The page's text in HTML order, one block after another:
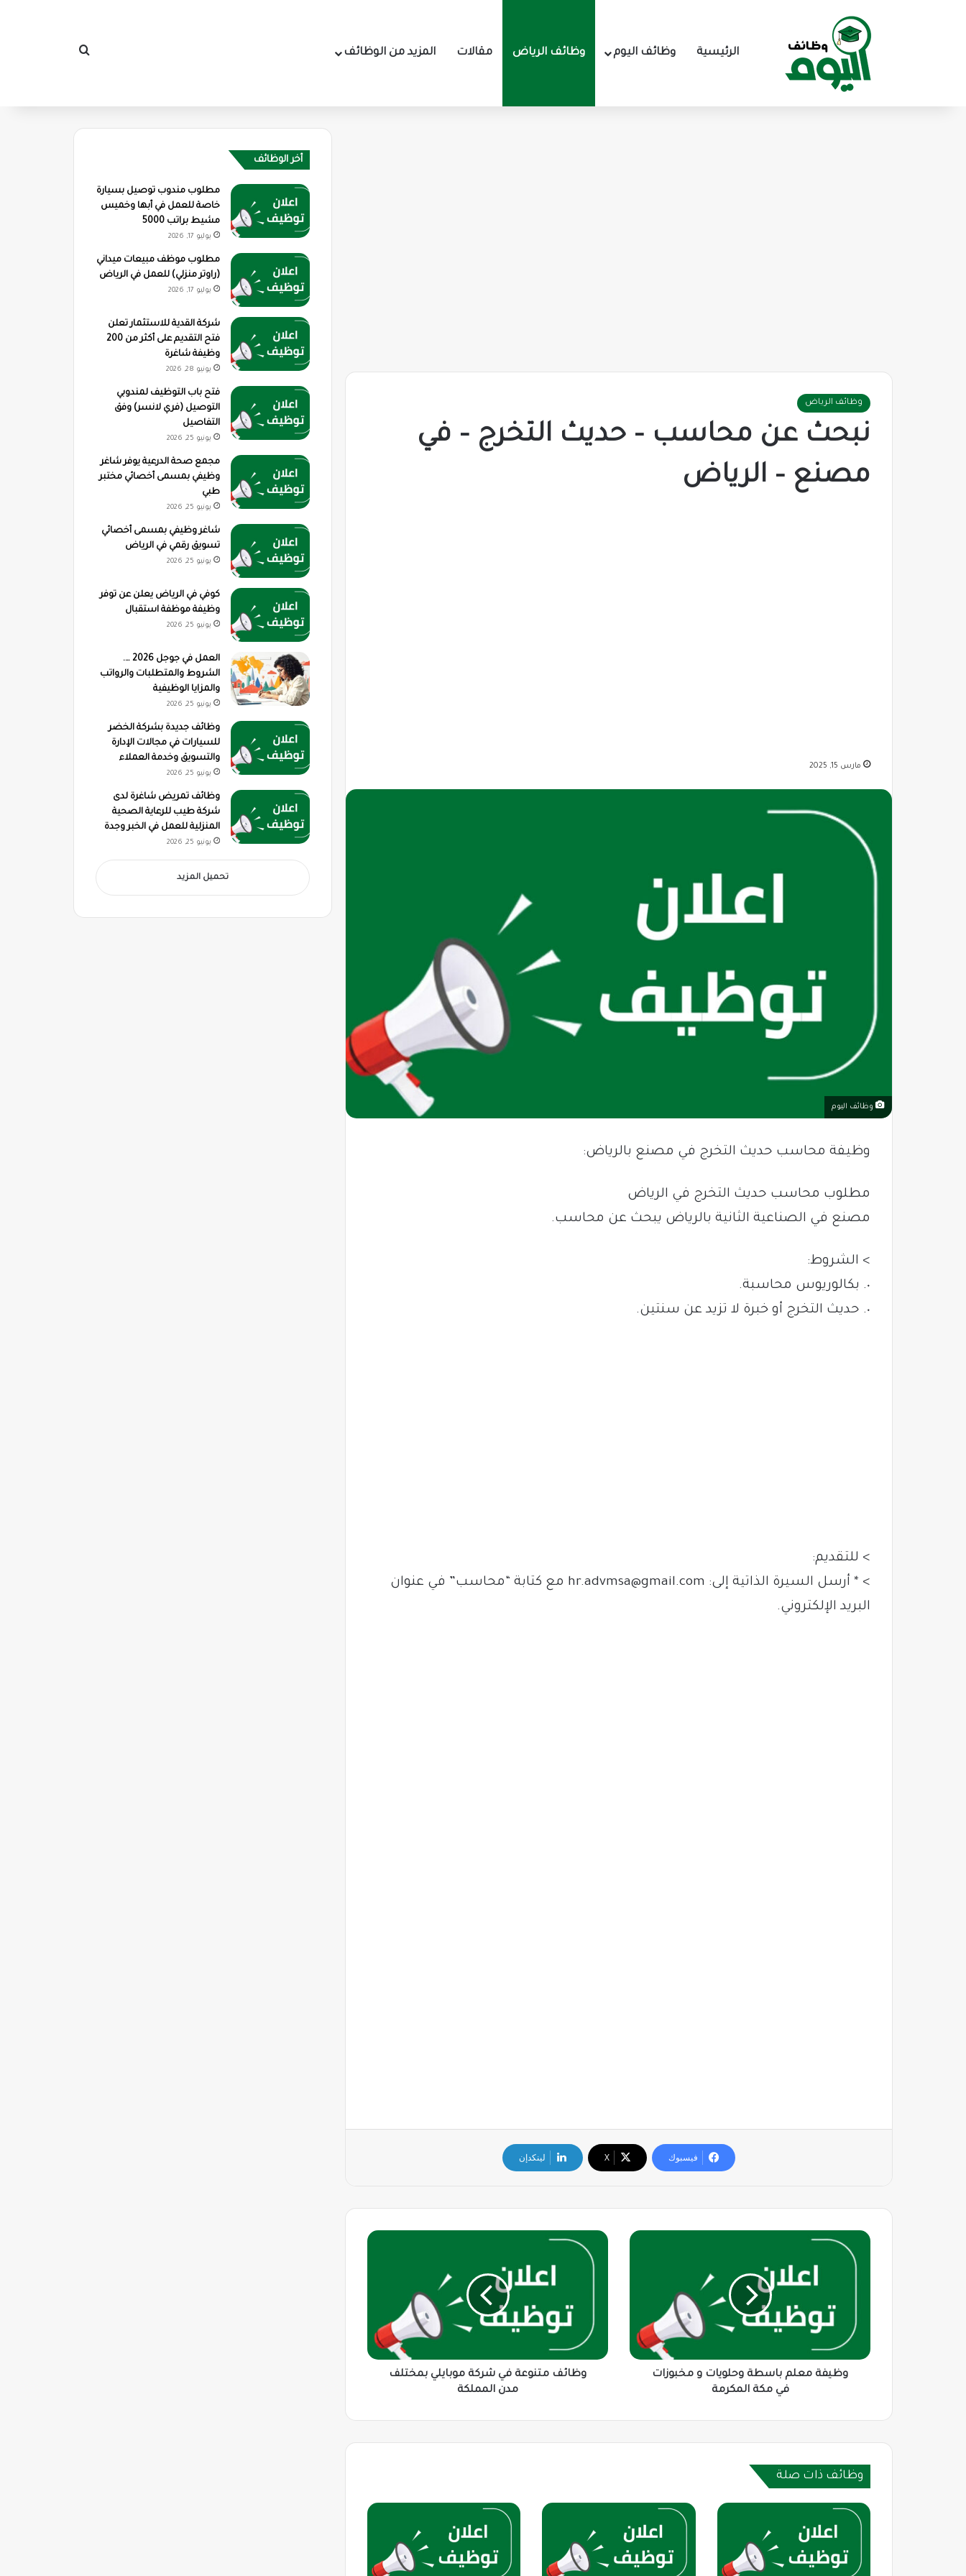
الرئيسية وظائف اليوم وظائف الرياض مقالات المزيد من الوظائف بحث عن
وظائف الرياض
نبحث عن محاسب – حديث التخرج – في
مصنع – الرياض
مارس 15, 2025
وظائف اليوم
وظيفة محاسب حديث التخرج في مصنع بالرياض:
مطلوب محاسب حديث التخرج في الرياض
مصنع في الصناعية الثانية بالرياض يبحث عن محاسب.
> الشروط:
٠. بكالوريوس محاسبة.
٠. حديث التخرج أو خبرة لا تزيد عن سنتين.
> للتقديم:
> * أرسل السيرة الذاتية إلى: hr.advmsa@gmail.com مع كتابة “محاسب” في عنوان
البريد الإلكتروني.
فيسبوك ‫X لينكدإن
وظيفة
معلم
باسطة
المكرمة
وظيفة معلم باسطة وحلويات و مخبوزات
في مكة المكرمة
وظائف
متنوعة
مدن
المملكة
وظائف متنوعة في شركة موبايلي بمختلف
مدن المملكة
وظائف ذات صلة
أخر الوظائف
مطلوب مندوب توصيل بسيارة
خاصة للعمل في أبها وخميس
مشيط براتب 5000
يوليو 17, 2026
مطلوب موظف مبيعات ميداني
(راوتر منزلي) للعمل في الرياض
يوليو 17, 2026
شركة القدية للاستثمار تعلن
فتح التقديم على أكثر من 200
وظيفة شاغرة
يونيو 28, 2026
فتح باب التوظيف لمندوبي
التوصيل (فري لانسر) وفق
التفاصيل
يونيو 25, 2026
مجمع صحة الدرعية يوفر شاغر
وظيفي بمسمى أخصائي مختبر
طبي
يونيو 25, 2026
شاغر وظيفي بمسمى أخصائي
تسويق رقمي في الرياض
يونيو 25, 2026
كوفي في الرياض يعلن عن توفر
وظيفة موظفة استقبال
يونيو 25, 2026
العمل في جوجل 2026 ….
الشروط والمتطلبات والرواتب
والمزايا الوظيفية
يونيو 25, 2026
وظائف جديدة بشركة الخضر
للسيارات في مجالات الإدارة
والتسويق وخدمة العملاء
يونيو 25, 2026
وظائف تمريض شاغرة لدى
شركة طيب للرعاية الصحية
المنزلية للعمل في الخبر وجدة
يونيو 25, 2026
تحميل المزيد